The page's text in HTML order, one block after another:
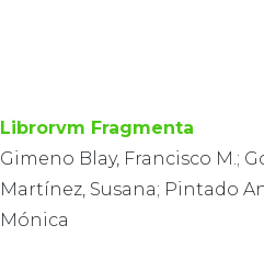
Librorvm Fragmenta
Gimeno Blay, Francisco M.;
Martínez, Susana; Pintado
Mónica